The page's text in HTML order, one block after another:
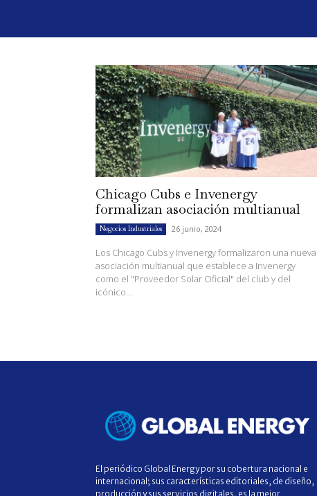
Chicago Cubs e Invenergy
formalizan asociación multianual
Negocios Industriales 26 junio, 2024
Los Chicago Cubs y Invenergy formalizaron una nueva
asociación multianual que establece a Invenergy
como el "Proveedor Solar Oficial" del club y del
icónico...
El periódico Global Energy por su cobertura nacional e
internacional; sus características editoriales, de diseño,
producción y sus servicios digitales, es la mejor